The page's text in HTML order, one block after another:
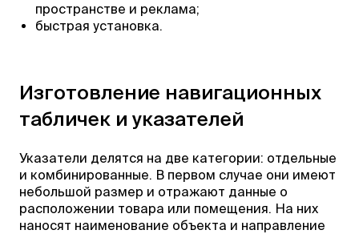
пространстве и реклама;
быстрая установка.
Изготовление навигационных
табличек и указателей
Указатели делятся на две категории: отдельные
и комбинированные. В первом случае они имеют
небольшой размер и отражают данные о
расположении товара или помещения. На них
наносят наименование объекта и направление